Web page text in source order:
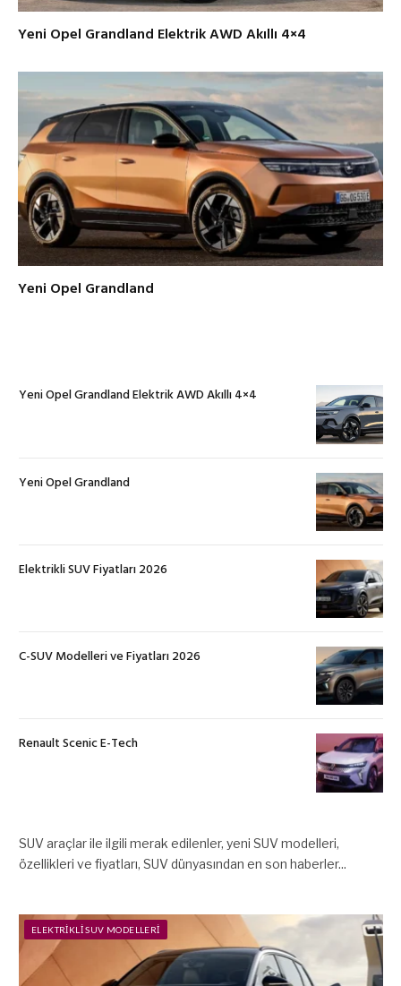
Yeni Opel Grandland Elektrik AWD Akıllı 4×4
Yeni Opel Grandland
Yeni Opel Grandland Elektrik AWD Akıllı 4×4
Yeni Opel Grandland
Elektrikli SUV Fiyatları 2026
C-SUV Modelleri ve Fiyatları 2026
Renault Scenic E-Tech
SUV araçlar ile ilgili merak edilenler, yeni SUV modelleri,
özellikleri ve fiyatları, SUV dünyasından en son haberler...
ELEKTRIKLI SUV MODELLERI